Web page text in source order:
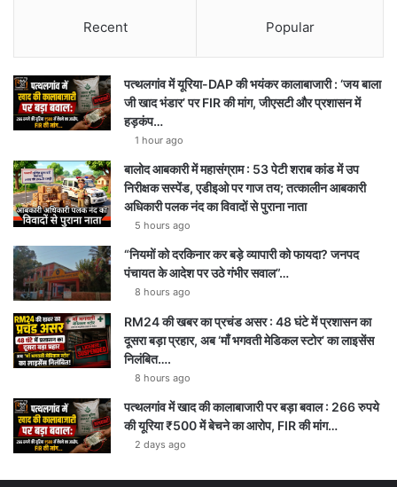
Recent Popular
पत्थलगांव में यूरिया-DAP की भयंकर कालाबाजारी : ‘जय बाला
जी खाद भंडार’ पर FIR की मांग, जीएसटी और प्रशासन में
हड़कंप…
1 hour ago
बालोद आबकारी में महासंग्राम : 53 पेटी शराब कांड में उप
निरीक्षक सस्पेंड, एडीइओ पर गाज तय; तत्कालीन आबकारी
अधिकारी पलक नंद का विवादों से पुराना नाता
5 hours ago
“नियमों को दरकिनार कर बड़े व्यापारी को फायदा? जनपद
पंचायत के आदेश पर उठे गंभीर सवाल”…
8 hours ago
RM24 की खबर का प्रचंड असर : 48 घंटे में प्रशासन का
दूसरा बड़ा प्रहार, अब ‘माँ भगवती मेडिकल स्टोर’ का लाइसेंस
निलंबित….
8 hours ago
पत्थलगांव में खाद की कालाबाजारी पर बड़ा बवाल : 266 रुपये
की यूरिया ₹500 में बेचने का आरोप, FIR की मांग…
2 days ago